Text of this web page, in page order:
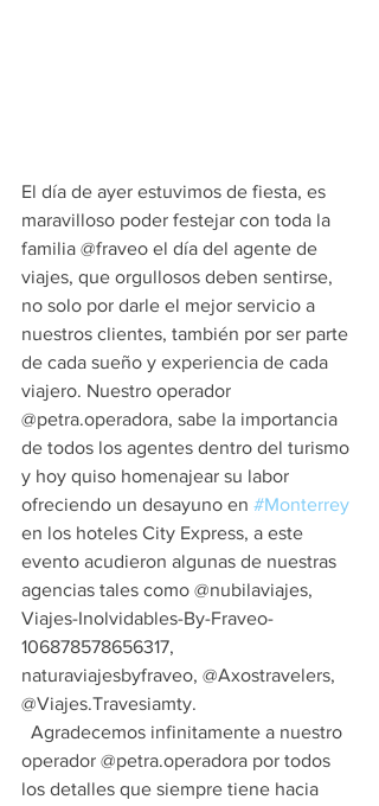
El día de ayer estuvimos de fiesta, es
maravilloso poder festejar con toda la
familia @fraveo el día del agente de
viajes, que orgullosos deben sentirse,
no solo por darle el mejor servicio a
nuestros clientes, también por ser parte
de cada sueño y experiencia de cada
viajero. Nuestro operador
@petra.operadora, sabe la importancia
de todos los agentes dentro del turismo
y hoy quiso homenajear su labor
ofreciendo un desayuno en #Monterrey
en los hoteles City Express, a este
evento acudieron algunas de nuestras
agencias tales como @nubilaviajes,
Viajes-Inolvidables-By-Fraveo-
106878578656317,
naturaviajesbyfraveo, @Axostravelers,
@Viajes.Travesiamty.
operador @petra.operadora por todos
los detalles que siempre tiene hacia